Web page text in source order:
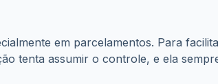
tenta assumir o controle, e ela